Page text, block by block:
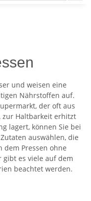
und weisen eine
Nährstoffen auf.
der oft aus
zur Haltbarkeit erhitzt
lagert, können Sie bei
auswählen, die
dem Pressen ohne
es viele auf dem
beachtet werden.